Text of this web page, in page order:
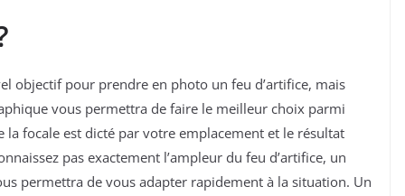
objectif pour prendre en photo un feu d’artifice, mais
vous permettra de faire le meilleur choix parmi
focale est dicté par votre emplacement et le résultat
pas exactement l’ampleur du feu d’artifice, un
permettra de vous adapter rapidement à la situation. Un